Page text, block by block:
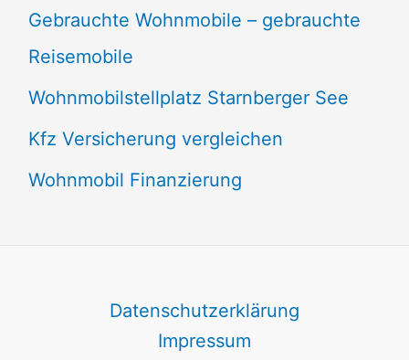
Gebrauchte Wohnmobile – gebrauchte
Reisemobile
Wohnmobilstellplatz Starnberger See
Kfz Versicherung vergleichen
Wohnmobil Finanzierung
Datenschutzerklärung
Impressum